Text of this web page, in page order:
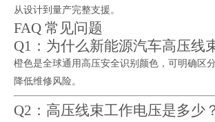
从设计到量产完整支援。
FAQ 常见问题
Q1：为什么新能源汽车高压线
橙色是全球通用高压安全识别颜色，可明确区
降低维修风险。
Q2：高压线束工作电压是多少